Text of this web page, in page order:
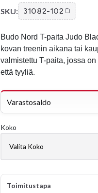
SKU: 31082-102
Budo Nord T-paita Judo
kovan treenin aikana tai
valmistettu T-paita, jossa
että tyyliä.
Varastosaldo
Koko
Toimitustapa